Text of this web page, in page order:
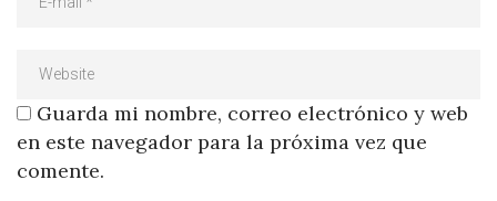
Guarda mi nombre, correo electrónico y web
en este navegador para la próxima vez que
comente.